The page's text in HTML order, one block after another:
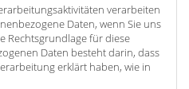
verarbeiten
Daten, wenn Sie uns
Rechtsgrundlage für diese
Daten besteht darin, dass
erklärt haben, wie in